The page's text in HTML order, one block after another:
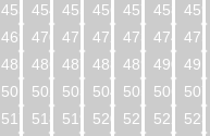
453 454 455 456 457 458 459
469 470 471 472 473 474 475
485 486 487 488 489 490 491
501 502 503 504 505 506 507
517 518 519 520 521 522 523